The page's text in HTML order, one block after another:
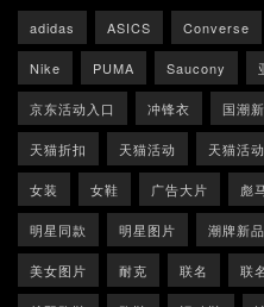
adidas ASICS Converse
Nike PUMA Saucony
京东活动入口 冲锋衣 国潮
天猫折扣 天猫活动 天猫活
女装 女鞋 广告大片 彪
明星同款 明星图片 潮牌新品
美女图片 耐克 联名 联